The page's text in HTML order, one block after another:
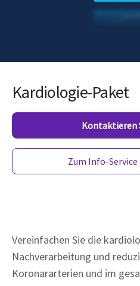
Kardiologie-Paket
Kontaktieren
Zum Info-
Vereinfachen Sie die
Nachverarbeitung und
Koronararterien und im